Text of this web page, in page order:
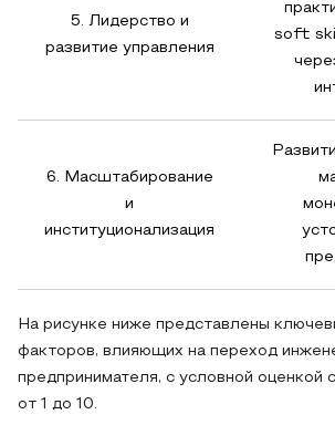
5. Лидерство и
развитие управления
soft
6. Масштабирование
и
институционализация
На рисунке ниже представлены
факторов, влияющих на переход
предпринимателя, с условной оценкой
от 1 до 10.